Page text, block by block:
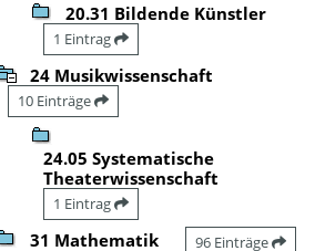
20.31 Bildende Künstler
1 Eintrag
24 Musikwissenschaft
10 Einträge
24.05 Systematische
Theaterwissenschaft
1 Eintrag
31 Mathematik 96 Einträge